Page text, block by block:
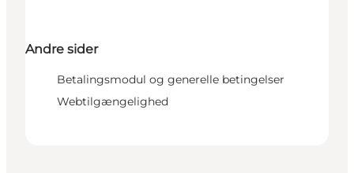
Andre sider
Betalingsmodul og generelle betingelser
Webtilgængelighed